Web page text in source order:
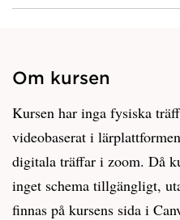
Om kursen
Kursen har inga fysiska
videobaserat i
digitala träffar i zoom. Då
inget schema tillgängligt,
finnas på kursens sida i